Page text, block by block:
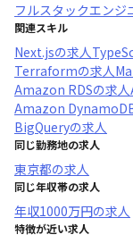
フルスタックエンジ
関連スキル
Next.jsの求人
Terraformの求人
Amazon RDSの求人
Amazon
BigQueryの求人
同じ勤務地の求人
東京都の求人
同じ年収帯の求人
年収1000万円の求人
特徴が近い求人